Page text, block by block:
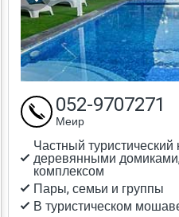
Частный
деревянными
комплексом
Пары, семьи и группы
В туристическом
052-9707271
Меир